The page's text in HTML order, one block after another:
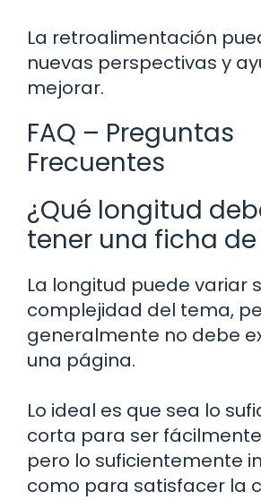
La retroalimentación
nuevas perspectivas y
mejorar.
FAQ – Preguntas
Frecuentes
¿Qué longitud
tener una ficha
La longitud puede variar
complejidad del tema,
generalmente no debe
una página.
Lo ideal es que sea lo
corta para ser
pero lo suficientemente
como para satisfacer la